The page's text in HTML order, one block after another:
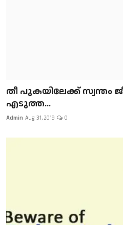
​​​​​​​തീ പുകയിലേക്ക് സ്വന്തം
എടുത്ത...
Admin Aug 31, 2019 0